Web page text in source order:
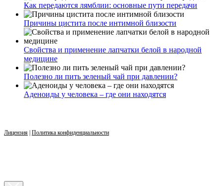
Как передаются лямблии: основные пути передачи
Причины цистита после интимной близости
Свойства и применение лапчатки белой в народной
медицине
Полезно ли пить зеленый чай при давлении?
Аденоиды у человека – где они находятся
Лицензия Политика конфиденциальности